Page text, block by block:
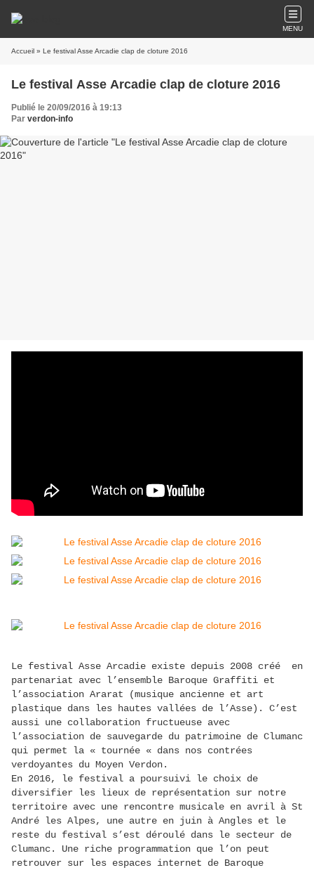
MENU
Accueil » Le festival Asse Arcadie clap de cloture 2016
Le festival Asse Arcadie clap de cloture 2016
Publié le 20/09/2016 à 19:13
Par verdon-info
Le festival Asse Arcadie existe depuis 2008 créé en
partenariat avec l’ensemble Baroque Graffiti et
l’association Ararat (musique ancienne et art
plastique dans les hautes vallées de l’Asse). C’est
aussi une collaboration fructueuse avec
l’association de sauvegarde du patrimoine de Clumanc
qui permet la « tournée « dans nos contrées
verdoyantes du Moyen Verdon.
En 2016, le festival a poursuivi le choix de
diversifier les lieux de représentation sur notre
territoire avec une rencontre musicale en avril à St
André les Alpes, une autre en juin à Angles et le
reste du festival s’est déroulé dans le secteur de
Clumanc. Une riche programmation que l’on peut
retrouver sur les espaces internet de Baroque